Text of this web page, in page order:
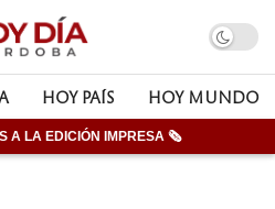
HOY PAÍS HOY MUNDO
A LA EDICIÓN IMPRESA 🗞